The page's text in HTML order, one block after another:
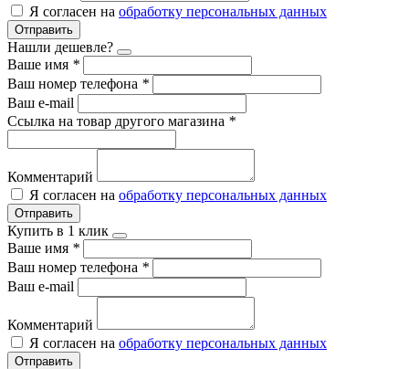
Я согласен на обработку персональных данных
Отправить
Нашли дешевле?
Ваше имя *
Ваш номер телефона *
Ваш e-mail
Ссылка на товар другого магазина *
Комментарий
Я согласен на обработку персональных данных
Отправить
Купить в 1 клик
Ваше имя *
Ваш номер телефона *
Ваш e-mail
Комментарий
Я согласен на обработку персональных данных
Отправить